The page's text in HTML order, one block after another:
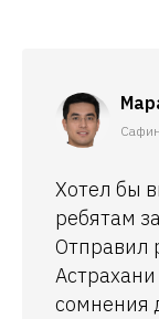
Сафин
Хотел бы
ребятам
Отправил
сомнения